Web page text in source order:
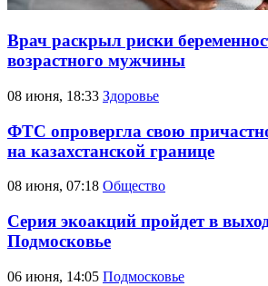
Врач раскрыл риски
возрастного мужчины
08 июня, 18:33 Здоровье
ФТС опровергла свою
на казахстанской границе
08 июня, 07:18 Общество
Серия экоакций пройдет в
Подмосковье
06 июня, 14:05 Подмосковье